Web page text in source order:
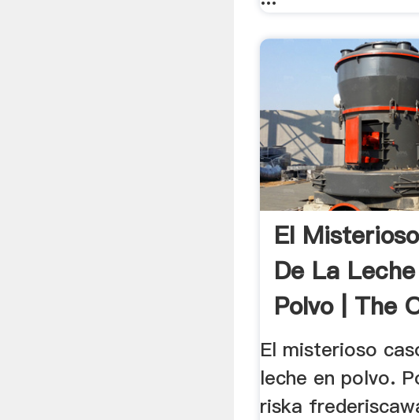
El
De La
Polvo | The
El misterioso
leche en polvo.
riska